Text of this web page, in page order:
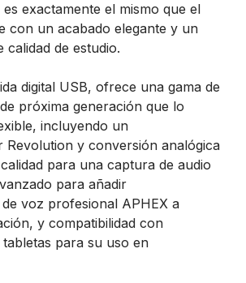
exactamente el mismo que el
con un acabado elegante y un
de estudio.
digital USB, ofrece una gama de
próxima generación que lo
incluyendo un
Revolution y conversión analógica
para una captura de audio
para añadir
voz profesional APHEX a
y compatibilidad con
para su uso en